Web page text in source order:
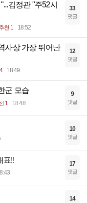
김정관 "주52시
천 1 18:52
33
댓글
사상 가장 뛰어난
18:49
12
댓글
군 모습
1 18:48
9
댓글
10
댓글
표!! 17
댓글
14